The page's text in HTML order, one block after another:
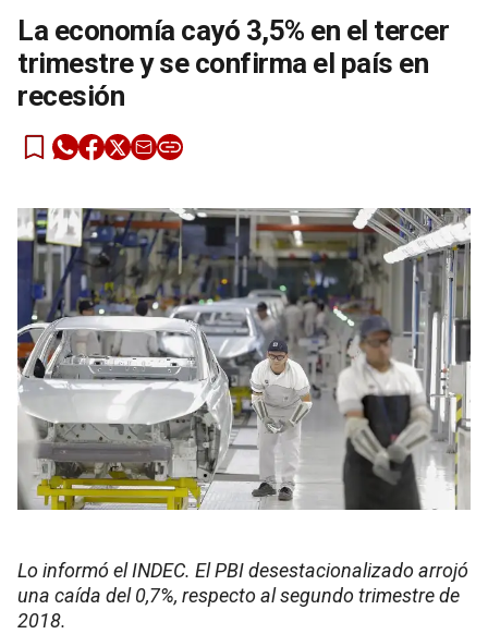
La economía cayó 3,5% en el tercer
trimestre y se confirma el país en
recesión
Lo informó el INDEC. El PBI desestacionalizado arrojó
una caída del 0,7%, respecto al segundo trimestre de
2018.